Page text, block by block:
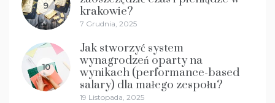
9
krakowie?
7 Grudnia, 2025
10
Jak stworzyć system
wynagrodzeń oparty na
wynikach (performance-based
salary) dla małego zespołu?
19 Listopada, 2025